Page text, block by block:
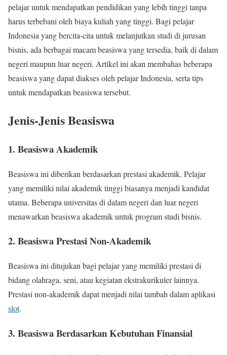
pelajar untuk mendapatkan pendidikan yang lebih tinggi tanpa
harus terbebani oleh biaya kuliah yang tinggi. Bagi pelajar
Indonesia yang bercita-cita untuk melanjutkan studi di jurusan
bisnis, ada berbagai macam beasiswa yang tersedia, baik di dalam
negeri maupun luar negeri. Artikel ini akan membahas beberapa
beasiswa yang dapat diakses oleh pelajar Indonesia, serta tips
untuk mendapatkan beasiswa tersebut.
Jenis-Jenis Beasiswa
1. Beasiswa Akademik
Beasiswa ini diberikan berdasarkan prestasi akademik. Pelajar
yang memiliki nilai akademik tinggi biasanya menjadi kandidat
utama. Beberapa universitas di dalam negeri dan luar negeri
menawarkan beasiswa akademik untuk program studi bisnis.
2. Beasiswa Prestasi Non-Akademik
Beasiswa ini ditujukan bagi pelajar yang memiliki prestasi di
bidang olahraga, seni, atau kegiatan ekstrakurikuler lainnya.
Prestasi non-akademik dapat menjadi nilai tambah dalam aplikasi
slot.
3. Beasiswa Berdasarkan Kebutuhan Finansial